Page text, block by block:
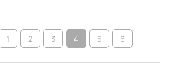
1 2 3 4 5 6